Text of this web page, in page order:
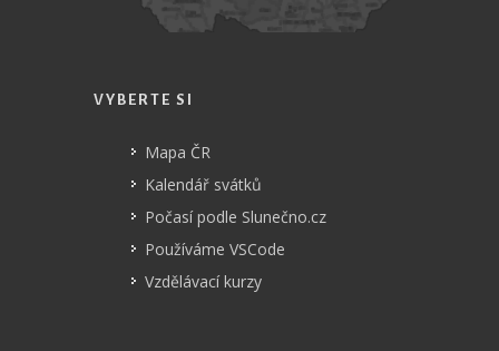
VYBERTE SI
Mapa ČR
Kalendář svátků
Počasí podle Slunečno.cz
Používáme VSCode
Vzdělávací kurzy